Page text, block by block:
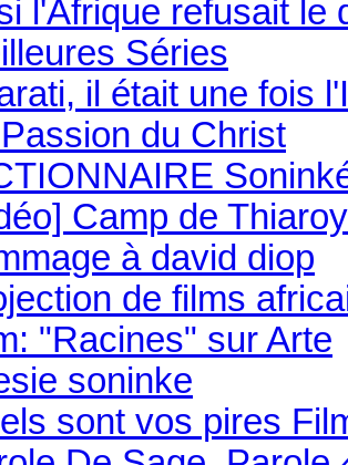
l'Afrique refusait le
Séries
il était une fois
du Christ
Camp de
à david diop
de films
"Racines" sur Arte
soninke
sont vos pires